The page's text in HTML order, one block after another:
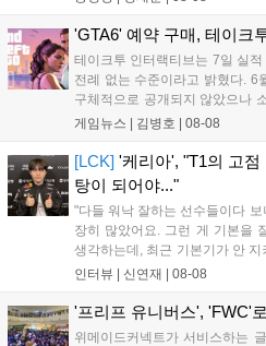
산의 영웅들 업데이트를 통해 정
'GTA6' 예약 구매, 테이크
테이크투 인터랙티브는 7일 실
전례 없는 수준이라고 밝혔다. 6
구체적으로 공개되지 않았으나
11월 19일 PS5와 Xbox 시리즈
상 'Grand Theft Auto VI: An
이다....
게임뉴스 | 김병호 08-08
[LCK] '케리아', "T1의 고
탕이 되어야..."
"다들 워낙 잘하는 선수들이다
장히 많았어요. 그런 게 기본을
생각하는데, 최근 기본기가 안 지
를 추구하다 보니까 팀적으로
LoL 챔피언스 코리아(LCK)'...
인터뷰 | 신연재 08-08
'프리프 유니버스', 'FWC'
위메이드커넥트가 서비스하는